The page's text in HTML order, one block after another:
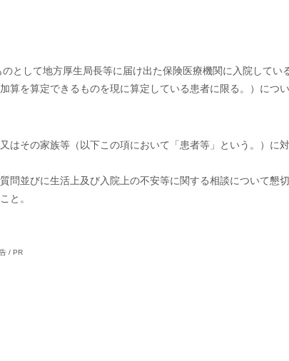
として地方厚生局長等に届け出た保険医療機関に入院して
を算定できるものを現に算定している患者に限る。）につ
その家族等（以下この項において「患者等」という。）に
並びに生活上及び入院上の不安等に関する相談について懇切
と。
/ PR